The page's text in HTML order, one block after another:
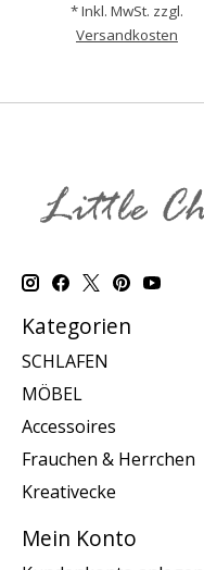
* Inkl. MwSt. zzgl.
Versandkosten
Kategorien
SCHLAFEN
MÖBEL
Accessoires
Frauchen & Herrchen
Kreativecke
Mein Konto